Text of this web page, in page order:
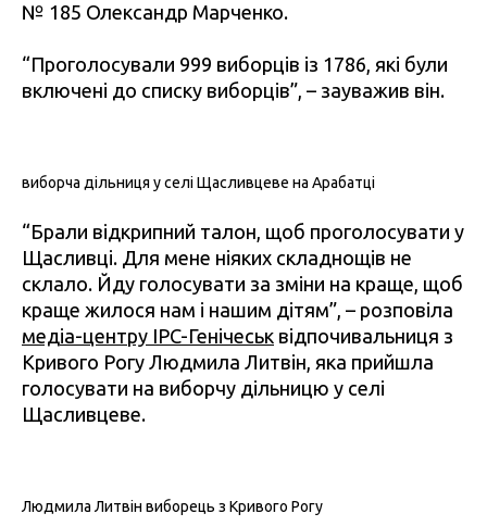
№ 185 Олександр Марченко.
“Проголосували 999 виборців із 1786, які були
включені до списку виборців”, – зауважив він.
виборча дільниця у селі Щасливцеве на Арабатці
“Брали відкрипний талон, щоб проголосувати у
Щасливці. Для мене ніяких складнощів не
склало. Йду голосувати за зміни на краще, щоб
краще жилося нам і нашим дітям”, – розповіла
медіа-центру IPC-Генічеськ відпочивальниця з
Кривого Рогу Людмила Литвін, яка прийшла
голосувати на виборчу дільницю у селі
Щасливцеве.
Людмила Литвін виборець з Кривого Рогу